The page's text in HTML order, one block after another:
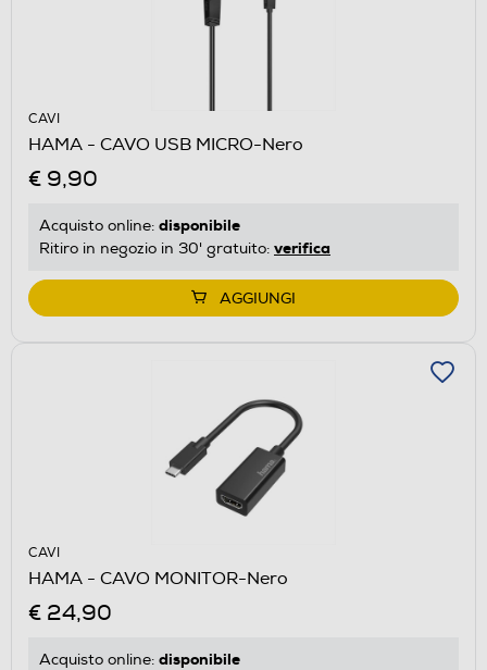
CAVI
HAMA - CAVO USB MICRO-Nero
€ 9,90
Acquisto online: disponibile
Ritiro in negozio in 30' gratuito: verifica
AGGIUNGI
CAVI
HAMA - CAVO MONITOR-Nero
€ 24,90
Acquisto online: disponibile